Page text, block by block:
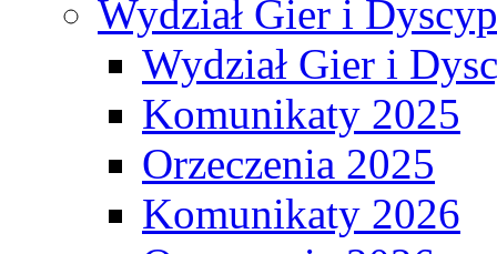
Wydział Gier i
Wydział Gier i
Komunikaty 2025
Orzeczenia 2025
Komunikaty 2026